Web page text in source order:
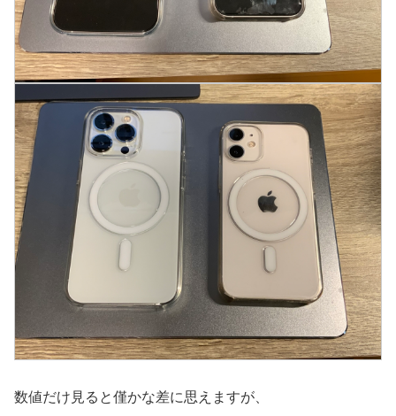
数値だけ見ると僅かな差に思えますが、